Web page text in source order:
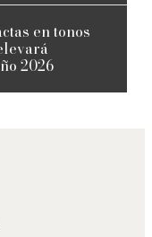
en tonos
2026